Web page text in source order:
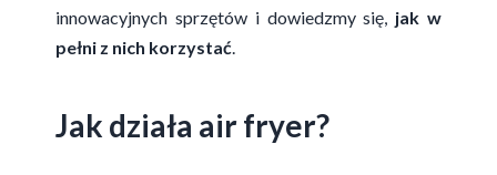
innowacyjnych sprzętów i dowiedzmy się, jak w
pełni z nich korzystać.
Jak działa air fryer?